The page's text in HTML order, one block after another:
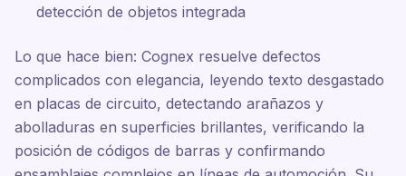
detección de objetos integrada
Lo que hace bien: Cognex resuelve defectos
complicados con elegancia, leyendo texto desgastado
en placas de circuito, detectando arañazos y
abolladuras en superficies brillantes, verificando la
posición de códigos de barras y confirmando